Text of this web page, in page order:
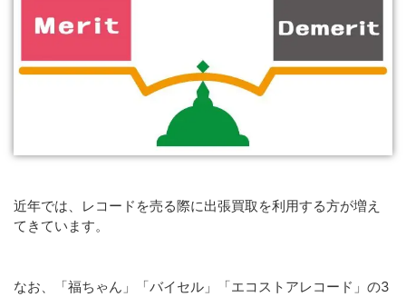
近年では、レコードを売る際に出張買取を利用する方が増え
てきています。
なお、「福ちゃん」「バイセル」「エコストアレコード」の3